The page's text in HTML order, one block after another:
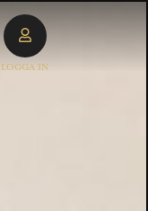
LOGGA IN